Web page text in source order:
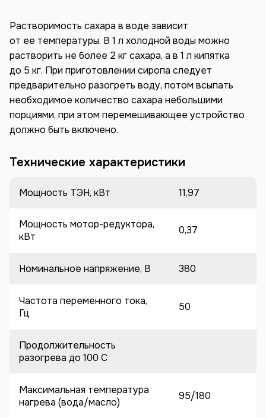
Растворимость сахара в воде зависит
от ее температуры. В 1 л холодной воды можно
растворить не более 2 кг сахара, а в 1 л кипятка
до 5 кг. При приготовлении сиропа следует
предварительно разогреть воду, потом всыпать
необходимое количество сахара небольшими
порциями, при этом перемешивающее устройство
должно быть включено.
Технические характеристики
Мощность ТЭН, кВт 11,97
Мощность мотор-редуктора,
кВт
0,37
Номинальное напряжение, В 380
Частота переменного тока,
Гц
50
Продолжительность
разогрева до 100 C
Максимальная температура
нагрева (вода/масло)
95/180